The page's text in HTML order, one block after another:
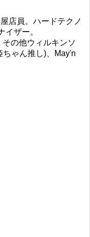
店員。ハードテクノ
ザー。
の他ウィルキンソ
ゃん推し)、May'n